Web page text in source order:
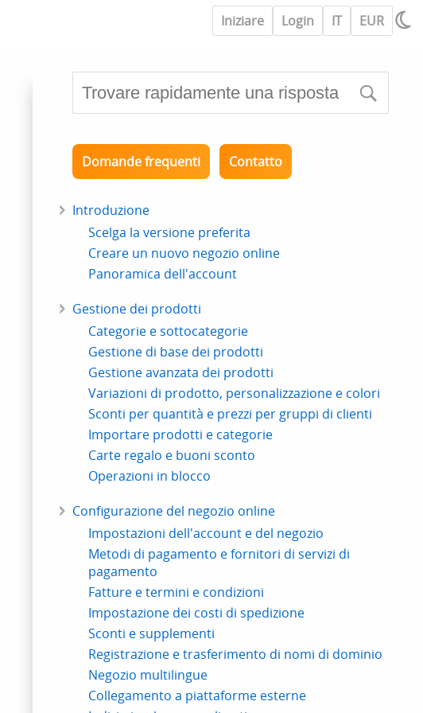
Iniziare Login IT EUR
Domande frequenti Contatto
Introduzione
Scelga la versione preferita
Creare un nuovo negozio online
Panoramica dell'account
Gestione dei prodotti
Categorie e sottocategorie
Gestione di base dei prodotti
Gestione avanzata dei prodotti
Variazioni di prodotto, personalizzazione e colori
Sconti per quantità e prezzi per gruppi di clienti
Importare prodotti e categorie
Carte regalo e buoni sconto
Operazioni in blocco
Configurazione del negozio online
Impostazioni dell'account e del negozio
Metodi di pagamento e fornitori di servizi di
pagamento
Fatture e termini e condizioni
Impostazione dei costi di spedizione
Sconti e supplementi
Registrazione e trasferimento di nomi di dominio
Negozio multilingue
Collegamento a piattaforme esterne